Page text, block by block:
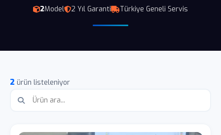
2Model 2 Yıl Garanti Türkiye Geneli Servis
2 ürün listeleniyor